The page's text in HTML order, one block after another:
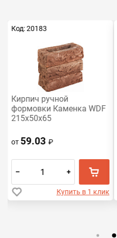
Код: 20183
Кирпич ручной
формовки Каменка WDF
215x50x65
от 59.03₽
– +
Купить в 1 клик